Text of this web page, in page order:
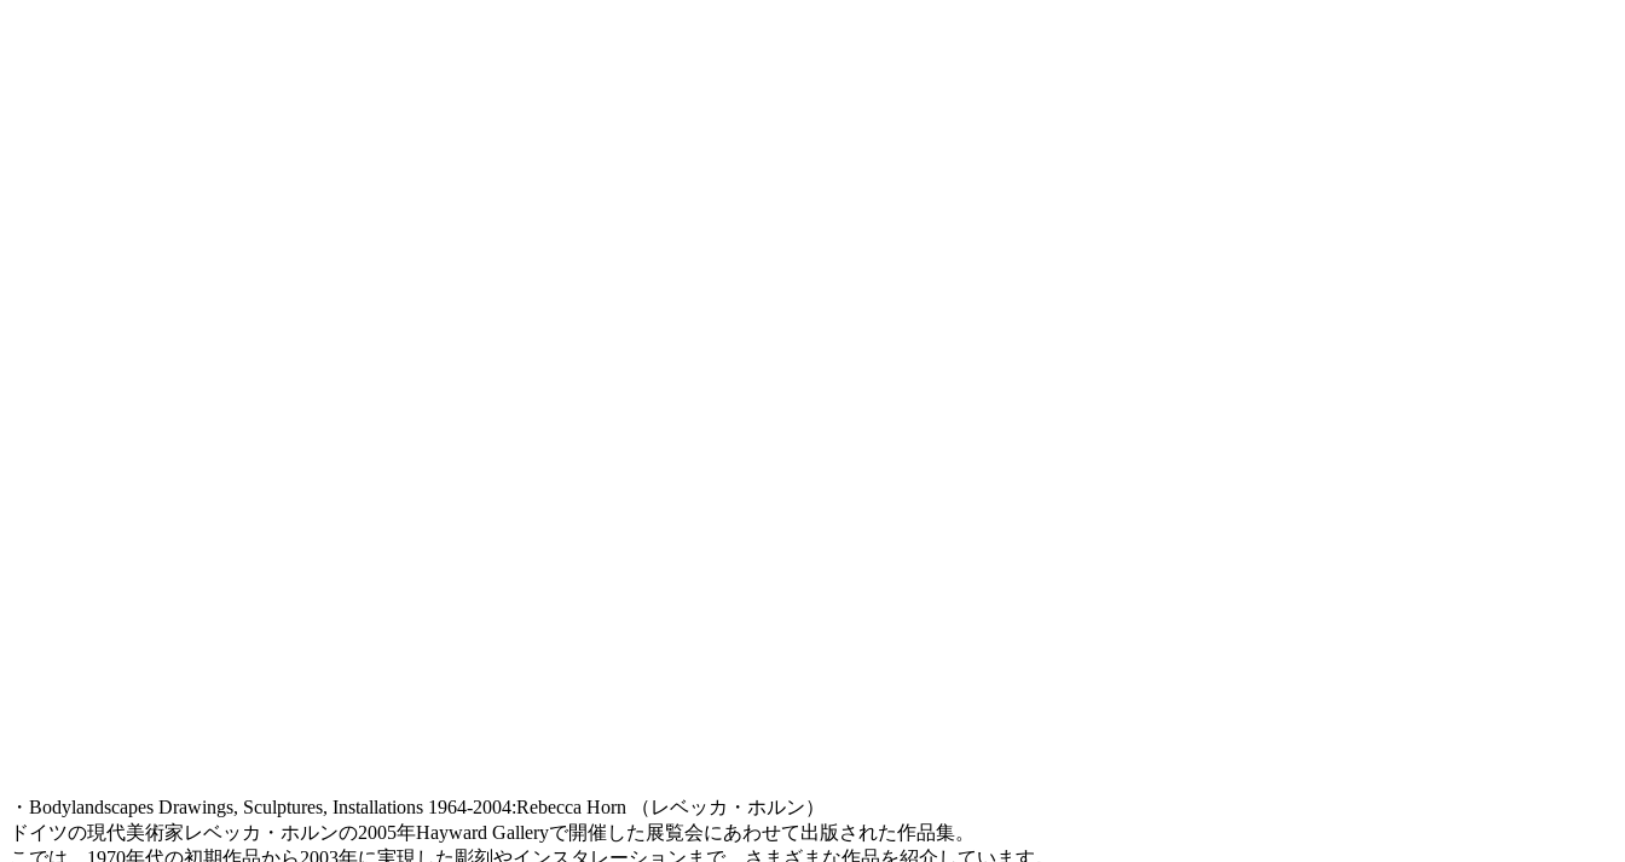
・Bodylandscapes Drawings, Sculptures, Installations 1964-2004:Rebecca Horn （レベッカ・ホルン）
ドイツの現代美術家レベッカ・ホルンの2005年Hayward Galleryで開催した展覧会にあわせて出版された作品集。
こでは、1970年代の初期作品から2003年に実現した彫刻やインスタレーションまで、さまざまな作品を紹介しています。